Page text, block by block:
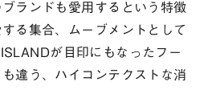
ランドも愛用するという特徴
る集合、ムーブメントとして
が目印にもなったフー
違う、ハイコンテクストな消